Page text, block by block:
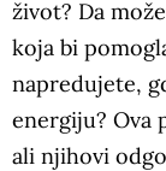
život? Da
koja bi
napredujete,
energiju? Ova
ali njihovi